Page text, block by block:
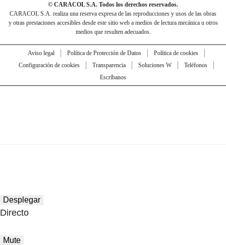
© CARACOL S.A. Todos los derechos reservados.
CARACOL S.A. realiza una reserva expresa de las reproducciones y usos de las obras
y otras prestaciones accesibles desde este sitio web a medios de lectura mecánica u otros
medios que resulten adecuados.
Aviso legal Política de Protección de Datos
Política de cookies
Configuración de cookies
Transparencia Soluciones W
Teléfonos
Escríbanos
Desplegar
Directo
Mute